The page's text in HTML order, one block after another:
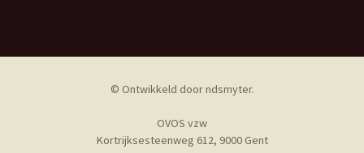
© Ontwikkeld doorndsmyter.
OVOS vzw
Kortrijksesteenweg 612, 9000 Gent